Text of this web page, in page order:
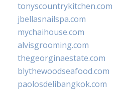
tonyscountrykitchen.com
jbellasnailspa.com
mychaihouse.com
alvisgrooming.com
thegeorginaestate.com
blythewoodseafood.com
paolosdelibangkok.com